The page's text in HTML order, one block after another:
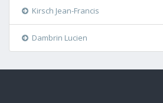
Kirsch Jean-Francis
Dambrin Lucien